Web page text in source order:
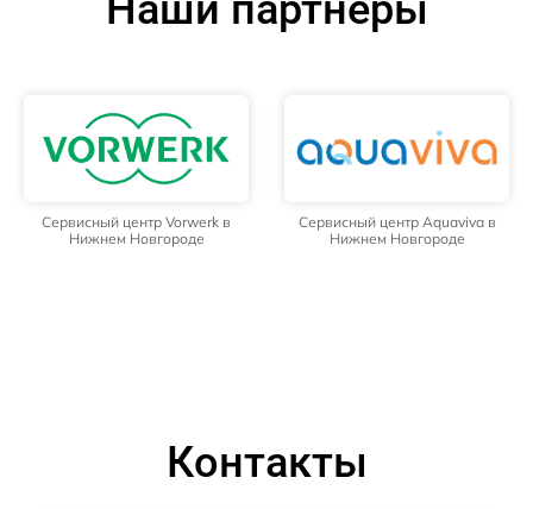
Сервисный центр Vorwerk в
Нижнем Новгороде
Сервисный центр Aquaviva в
Нижнем Новгороде
Контакты